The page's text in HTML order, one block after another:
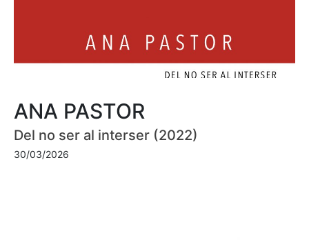
ANA PASTOR
Del no ser al interser (2022)
30/03/2026